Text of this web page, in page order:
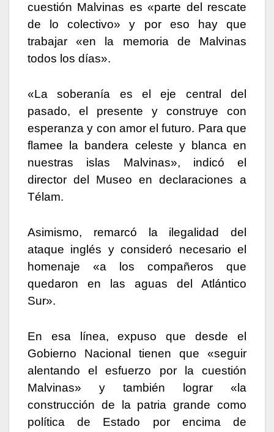
cuestión Malvinas es «parte del rescate
de lo colectivo» y por eso hay que
trabajar «en la memoria de Malvinas
todos los días».
«La soberanía es el eje central del
pasado, el presente y construye con
esperanza y con amor el futuro. Para que
flamee la bandera celeste y blanca en
nuestras islas Malvinas», indicó el
director del Museo en declaraciones a
Télam.
Asimismo, remarcó la ilegalidad del
ataque inglés y consideró necesario el
homenaje «a los compañeros que
quedaron en las aguas del Atlántico
Sur».
En esa línea, expuso que desde el
Gobierno Nacional tienen que «seguir
alentando el esfuerzo por la cuestión
Malvinas» y también lograr «la
construcción de la patria grande como
política de Estado por encima de